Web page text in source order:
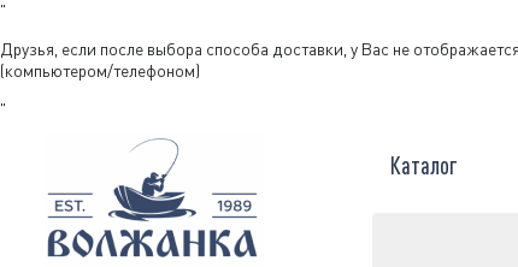
"
Друзья, если после выбора способа доставки, у Вас не
(компьютером/телефоном)
"
Каталог